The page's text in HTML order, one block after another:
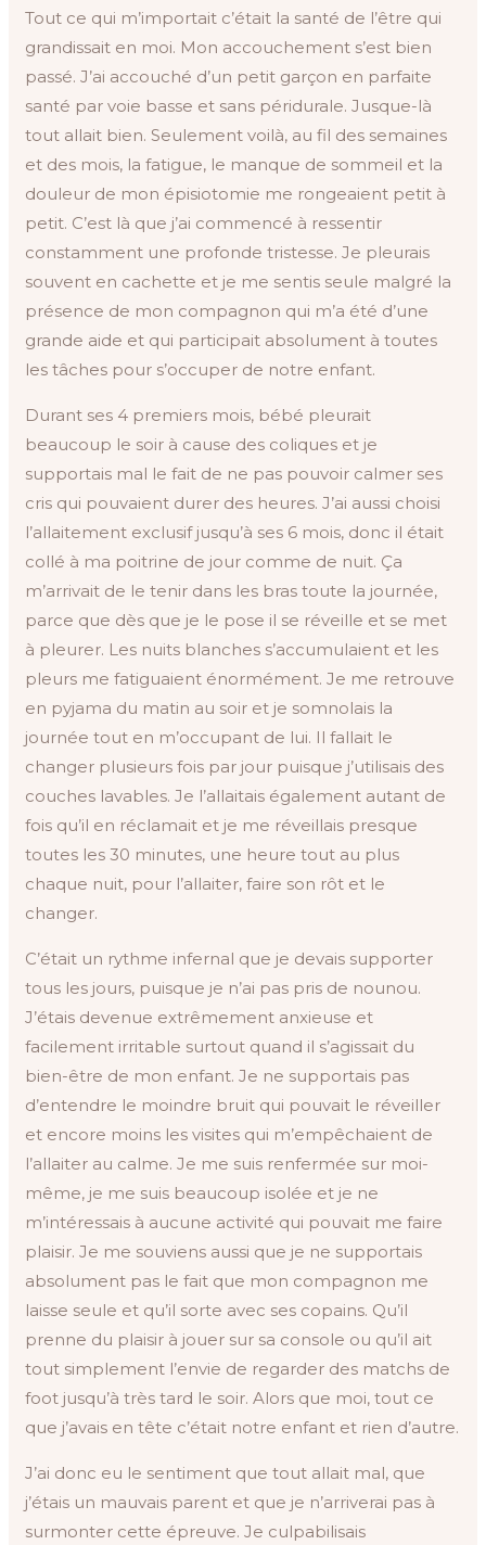
Tout ce qui m’importait c’était la santé de l’être qui
grandissait en moi. Mon accouchement s’est bien
passé. J’ai accouché d’un petit garçon en parfaite
santé par voie basse et sans péridurale. Jusque-là
tout allait bien. Seulement voilà, au fil des semaines
et des mois, la fatigue, le manque de sommeil et la
douleur de mon épisiotomie me rongeaient petit à
petit. C’est là que j’ai commencé à ressentir
constamment une profonde tristesse. Je pleurais
souvent en cachette et je me sentis seule malgré la
présence de mon compagnon qui m’a été d’une
grande aide et qui participait absolument à toutes
les tâches pour s’occuper de notre enfant.
Durant ses 4 premiers mois, bébé pleurait
beaucoup le soir à cause des coliques et je
supportais mal le fait de ne pas pouvoir calmer ses
cris qui pouvaient durer des heures. J’ai aussi choisi
l’allaitement exclusif jusqu’à ses 6 mois, donc il était
collé à ma poitrine de jour comme de nuit. Ça
m’arrivait de le tenir dans les bras toute la journée,
parce que dès que je le pose il se réveille et se met
à pleurer. Les nuits blanches s’accumulaient et les
pleurs me fatiguaient énormément. Je me retrouve
en pyjama du matin au soir et je somnolais la
journée tout en m’occupant de lui. Il fallait le
changer plusieurs fois par jour puisque j’utilisais des
couches lavables. Je l’allaitais également autant de
fois qu’il en réclamait et je me réveillais presque
toutes les 30 minutes, une heure tout au plus
chaque nuit, pour l’allaiter, faire son rôt et le
changer.
C’était un rythme infernal que je devais supporter
tous les jours, puisque je n’ai pas pris de nounou.
J’étais devenue extrêmement anxieuse et
facilement irritable surtout quand il s’agissait du
bien-être de mon enfant. Je ne supportais pas
d’entendre le moindre bruit qui pouvait le réveiller
et encore moins les visites qui m’empêchaient de
l’allaiter au calme. Je me suis renfermée sur moi-
même, je me suis beaucoup isolée et je ne
m’intéressais à aucune activité qui pouvait me faire
plaisir. Je me souviens aussi que je ne supportais
absolument pas le fait que mon compagnon me
laisse seule et qu’il sorte avec ses copains. Qu’il
prenne du plaisir à jouer sur sa console ou qu’il ait
tout simplement l’envie de regarder des matchs de
foot jusqu’à très tard le soir. Alors que moi, tout ce
que j’avais en tête c’était notre enfant et rien d’autre.
J’ai donc eu le sentiment que tout allait mal, que
j’étais un mauvais parent et que je n’arriverai pas à
surmonter cette épreuve. Je culpabilisais